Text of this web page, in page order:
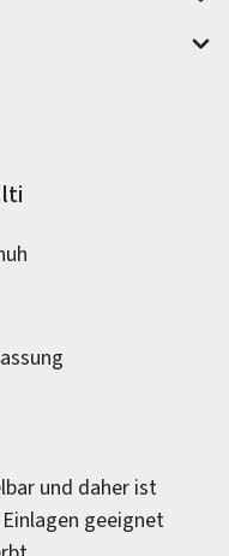
und daher ist
geeignet